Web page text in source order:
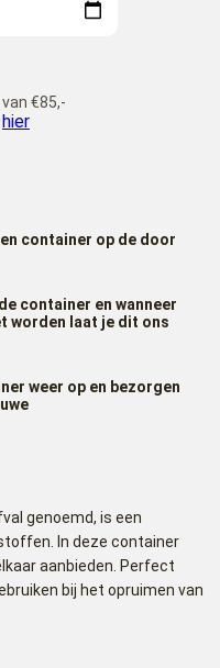
€85,-
hier
container op de door
container en wanneer
worden laat je dit ons
weer op en bezorgen
genoemd, is een
In deze container
aanbieden. Perfect
bij het opruimen van